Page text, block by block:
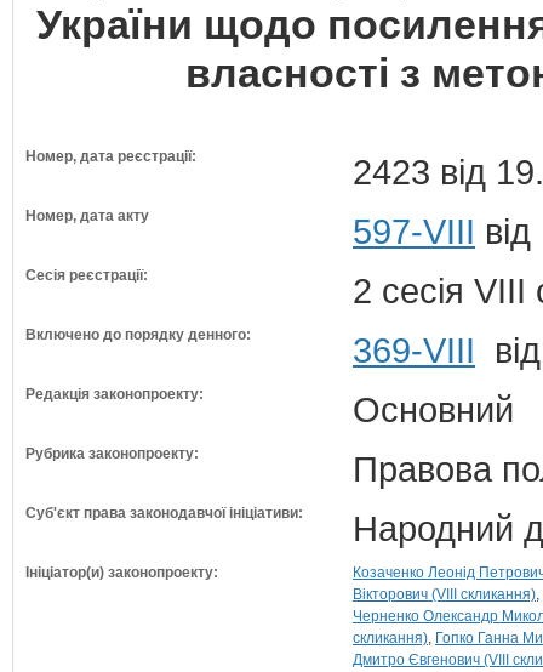
України щодо
власності з
Номер, дата реєстрації: 2423 від
Номер, дата акту 597-VIII
Сесія реєстрації: 2 сесія VIII
Включено до порядку денного: 369-VIII
Редакція законопроекту: Основний
Рубрика законопроекту: Правова
Суб'єкт права законодавчої ініціативи: Народний
Ініціатор(и) законопроекту:
Козаченко Леонід
Вікторович (VIII скликання)
Черненко Олександр
скликання) Гопко Ганна
Дмитро Євгенович (VIII